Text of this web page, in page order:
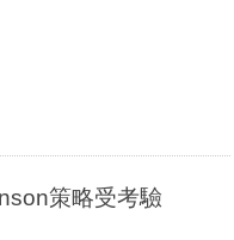
策略受考驗